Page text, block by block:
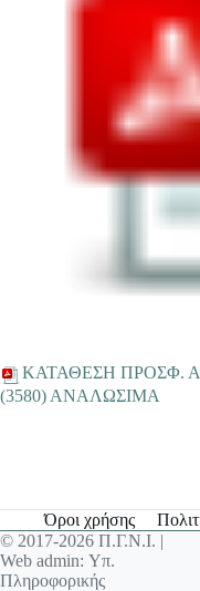
ΚΑΤΑΘΕΣΗ ΠΡΟΣΦ.
(3580) ΑΝΑΛΩΣΙΜΑ
Όροι χρήσης
© 2017-2026 Π.Γ.Ν.Ι. |
Web admin: Υπ.
Πληροφορικής